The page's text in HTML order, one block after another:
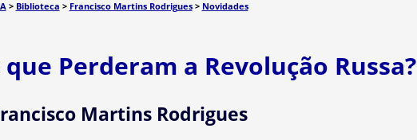
> Biblioteca > Francisco Martins Rodrigues> Novidades
Perderam a Revolução Russa?
Martins Rodrigues